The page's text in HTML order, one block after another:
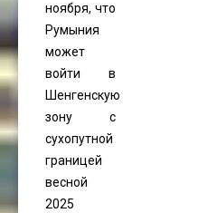
ноября, что
Румыния
может
войти в
Шенгенскую
зону с
сухопутной
границей
весной
2025